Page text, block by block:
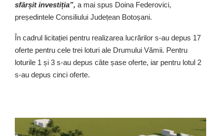
sfârșit investiția”, a mai spus Doina Federovici,
președintele Consiliului Județean Botoșani.
În cadrul licitației pentru realizarea lucrărilor s-au depus 17
oferte pentru cele trei loturi ale Drumului Vămii. Pentru
loturile 1 și 3 s-au depus câte șase oferte, iar pentru lotul 2
s-au depus cinci oferte.